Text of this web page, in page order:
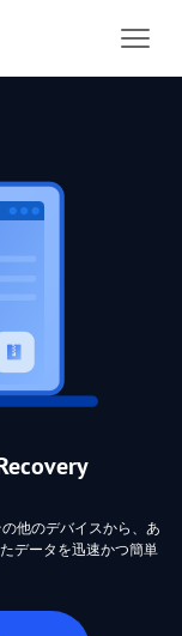
の他のデバイスから、あ
データを迅速かつ簡単